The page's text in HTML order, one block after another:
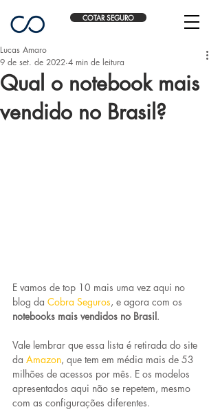
COTAR SEGURO
Qual o notebook mais
vendido no Brasil?
Lucas Amaro
9 de set. de 2022 4 min de leitura
E vamos de top 10 mais uma vez aqui no
blog da Cobra Seguros, e agora com os
notebooks mais vendidos no Brasil.
Vale lembrar que essa lista é retirada do site
da Amazon, que tem em média mais de 53
milhões de acessos por mês. E os modelos
apresentados aqui não se repetem, mesmo
com as configurações diferentes.